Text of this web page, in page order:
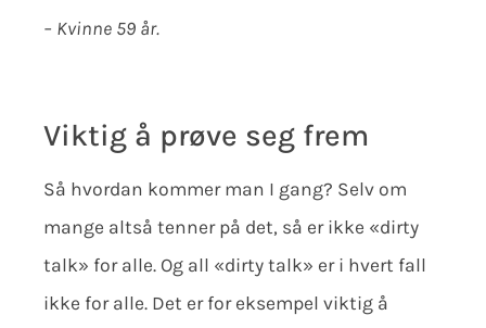
– Kvinne 59 år.
Viktig å prøve seg frem
Så hvordan kommer man I gang? Selv om
mange altså tenner på det, så er ikke «dirty
talk» for alle. Og all «dirty talk» er i hvert fall
ikke for alle. Det er for eksempel viktig å